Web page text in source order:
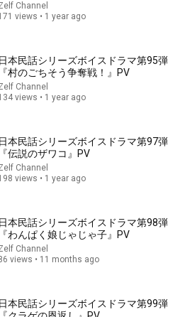
いた末息子、たった3つのなぞなぞで
なし | 江戸時代 | 昔話 | 日本浮世絵
の中年タクシー運転手。偶然引き受け
Channel
views • 1 year ago
日本民話シリーズボイスドラマ第95弾
『村のごちそう争奪戦！』PV
Channel
views • 1 year ago
日本民話シリーズボイスドラマ第97弾
『伝説のザワコ』PV
Channel
views • 1 year ago
日本民話シリーズボイスドラマ第98弾
『わんぱく娘じゃじゃ子』PV
Channel
views • 11 months ago
日本民話シリーズボイスドラマ第99弾